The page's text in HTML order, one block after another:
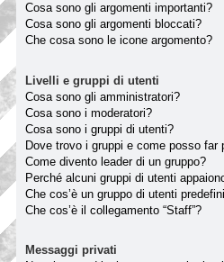
Cosa sono gli argomenti importanti?
Cosa sono gli argomenti bloccati?
Che cosa sono le icone argomento?
Livelli e gruppi di utenti
Cosa sono gli amministratori?
Cosa sono i moderatori?
Cosa sono i gruppi di utenti?
Dove trovo i gruppi e come posso far
Come divento leader di un gruppo?
Perché alcuni gruppi di utenti
Che cos’è un gruppo di utenti
Che cos’è il collegamento “Staff”?
Messaggi privati